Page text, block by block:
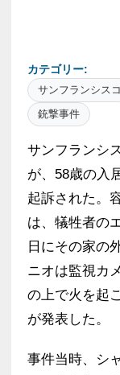
カテゴリー:
サンフランシスコ
銃撃事件
サンフランシ
が、58歳の入
起訴された。
は、犠牲者の
日にその家の
ニオは監視カ
の上で火を起
が発表した。
事件当時、シ